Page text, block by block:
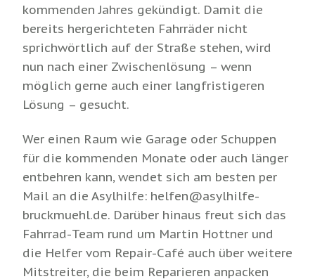
kommenden Jahres gekündigt. Damit die
bereits hergerichteten Fahrräder nicht
sprichwörtlich auf der Straße stehen, wird
nun nach einer Zwischenlösung – wenn
möglich gerne auch einer langfristigeren
Lösung – gesucht.
Wer einen Raum wie Garage oder Schuppen
für die kommenden Monate oder auch länger
entbehren kann, wendet sich am besten per
Mail an die Asylhilfe: helfen@asylhilfe-
bruckmuehl.de. Darüber hinaus freut sich das
Fahrrad-Team rund um Martin Hottner und
die Helfer vom Repair-Café auch über weitere
Mitstreiter, die beim Reparieren anpacken